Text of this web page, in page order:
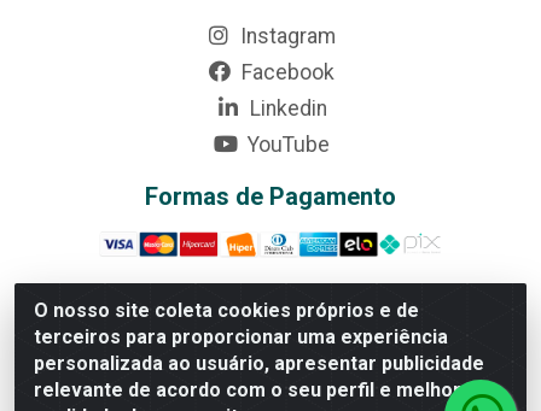
O nosso site coleta cookies próprios e de
terceiros para proporcionar uma experiência
personalizada ao usuário, apresentar publicidade
relevante de acordo com o seu perfil e melhorar a
Instagram
Facebook
Linkedin
YouTube
Formas de Pagamento
Rede Brasil - Avenida Universitária, nº 3860, Jardim das
Américas II Etapa - Anápolis/GO - CEP 75070-415 -
CNPJ 07.728.073/0002-24